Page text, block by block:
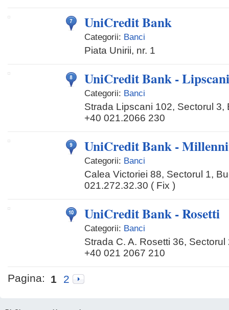
UniCredit Bank
Categorii: Banci
Piata Unirii, nr. 1
UniCredit Bank - Lipscani
Categorii: Banci
Strada Lipscani 102, Sectorul 3,
+40 021.2066 230
UniCredit Bank -
Categorii: Banci
Calea Victoriei 88, Sectorul 1,
021.272.32.30 ( Fix )
UniCredit Bank - Rosetti
Categorii: Banci
Strada C. A. Rosetti 36, Sectorul
+40 021 2067 210
Pagina: 1 2